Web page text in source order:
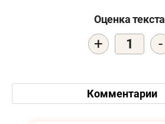
Оценка текста
+ 1 -
Комментарии